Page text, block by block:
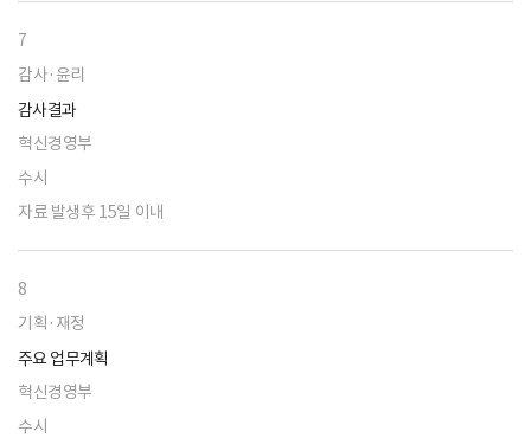
7
감사·윤리
감사결과
혁신경영부
수시
자료 발생후 15일 이내
8
기획·재정
주요 업무계획
혁신경영부
수시